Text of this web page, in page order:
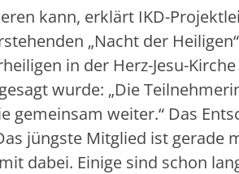
kann, erklärt IKD-
„Nacht der
in der Herz-Jesu-
wurde: „Die
gemeinsam weiter.“ Das
jüngste Mitglied ist gerade
dabei. Einige sind schon